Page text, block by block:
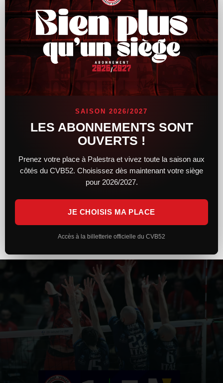
Le CVB52 connaît son adversaire pour la
demi-finale de Coupe de France
masculines de la Coupe de France a lieu hier soir, le CVB52
connaît désormais son adversaire. Du côté des femmes,
LIRE LA SUITE »
SAISON 2026/2027
LES ABONNEMENTS SONT
OUVERTS !
Prenez votre place à Palestra et vivez toute la saison aux
côtés du CVB52. Choisissez dès maintenant votre siège
pour 2026/2027.
JE CHOISIS MA PLACE
Accès à la billetterie officielle du CVB52